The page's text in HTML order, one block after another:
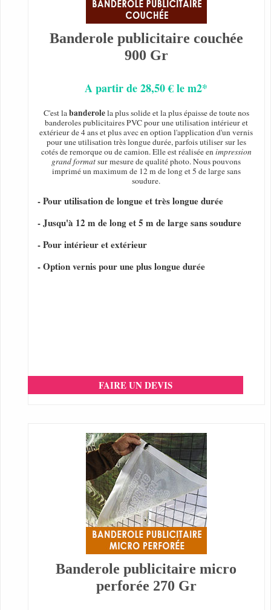
Banderole publicitaire couchée
900 Gr
A partir de 28,50 € le m2*
C'est labanderolela plus solide et la plus épaisse de toute nos
banderoles publicitaires PVC pour une utilisation intérieur et
extérieur de 4 ans et plus avec en option l'application d'un vernis
pour une utilisation très longue durée, parfois utiliser sur les
cotés de remorque ou de camion. Elle est réalisée enimpression
grand formatsur mesure de qualité photo. Nous pouvons
imprimé un maximum de 12 m de long et 5 de large sans
soudure.
- Pour utilisation de longue et très longue durée
- Jusqu'à 12 m de long et 5 m de large sans soudure
- Pour intérieur et extérieur
- Option vernis pour une plus longue durée
FAIRE UN DEVIS
Banderole publicitaire micro
perforée 270 Gr